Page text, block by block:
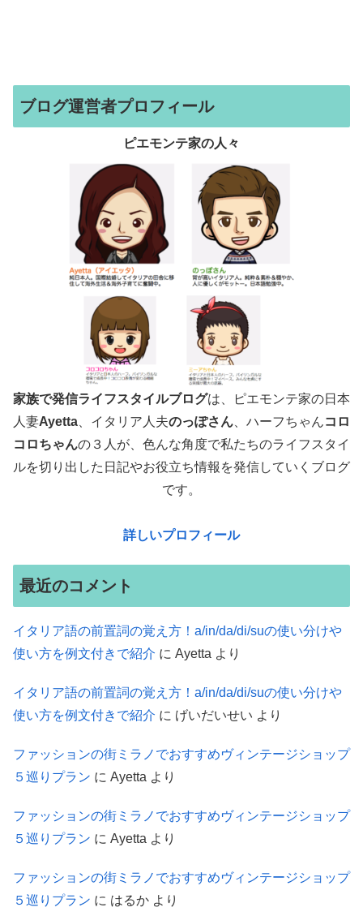
ブログ運営者プロフィール
ピエモンテ家の人々
家族で発信ライフスタイルブログは、ピエモンテ家の日本
人妻Ayetta 、イタリア人夫のっぽさん 、ハーフちゃんコロ
コロちゃんの３人が、色んな角度で私たちのライフスタイ
ルを切り出した日記やお役立ち情報を発信していくブログ
です。
詳しいプロフィール
最近のコメント
イタリア語の前置詞の覚え方！a/in/da/di/suの使い分けや
使い方を例文付きで紹介 に Ayetta より
イタリア語の前置詞の覚え方！a/in/da/di/suの使い分けや
使い方を例文付きで紹介 に げいだいせい より
ファッションの街ミラノでおすすめヴィンテージショップ
５巡りプラン に Ayetta より
ファッションの街ミラノでおすすめヴィンテージショップ
５巡りプラン に Ayetta より
ファッションの街ミラノでおすすめヴィンテージショップ
５巡りプラン に はるか より